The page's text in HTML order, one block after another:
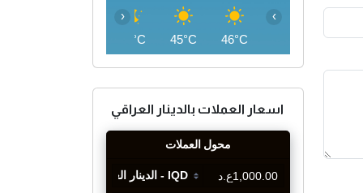
46°C
45°C
43°C
‹ ›
اسعار العملات بالدينار العراقي